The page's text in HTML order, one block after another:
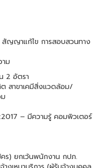
ญญาแก้ไข การสอบสวนทาง
ม
2 อัตรา
สาขาเคมีสิ่งแวดล้อม/
– มีความรู้ คอมพิวเตอร์
ร) ยกเว้นพนักงาน กปภ.